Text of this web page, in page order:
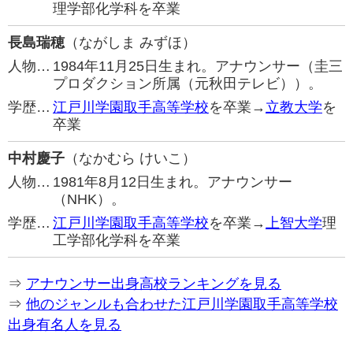
理学部化学科を卒業
長島瑞穂（ながしま みずほ）
人物… 1984年11月25日生まれ。アナウンサー（圭三
プロダクション所属（元秋田テレビ））。
学歴… 江戸川学園取手高等学校を卒業→ 立教大学を
卒業
中村慶子 （なかむら けいこ）
人物… 1981年8月12日生まれ。アナウンサー
（NHK）。
学歴… 江戸川学園取手高等学校を卒業→上智大学理
工学部化学科を卒業
⇒ アナウンサー出身高校ランキングを見る
⇒ 他のジャンルも合わせた江戸川学園取手高等学校
出身有名人を見る